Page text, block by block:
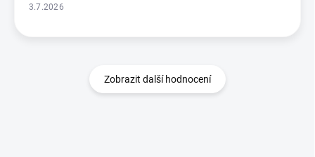
3.7.2026
Zobrazit další hodnocení